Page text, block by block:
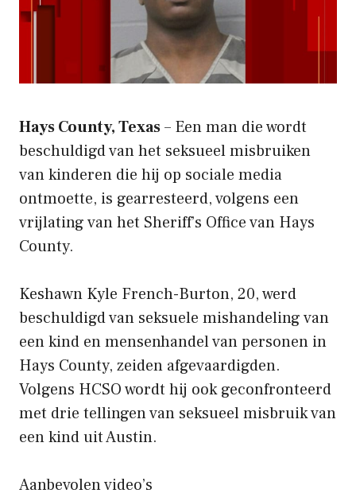
Hays County, Texas– Een man die wordt
beschuldigd van het seksueel misbruiken
van kinderen die hij op sociale media
ontmoette, is gearresteerd, volgens een
vrijlating van het Sheriff’s Office van Hays
County.
Keshawn Kyle French-Burton, 20, werd
beschuldigd van seksuele mishandeling van
een kind en mensenhandel van personen in
Hays County, zeiden afgevaardigden.
Volgens HCSO wordt hij ook geconfronteerd
met drie tellingen van seksueel misbruik van
een kind uit Austin.
Aanbevolen video’s